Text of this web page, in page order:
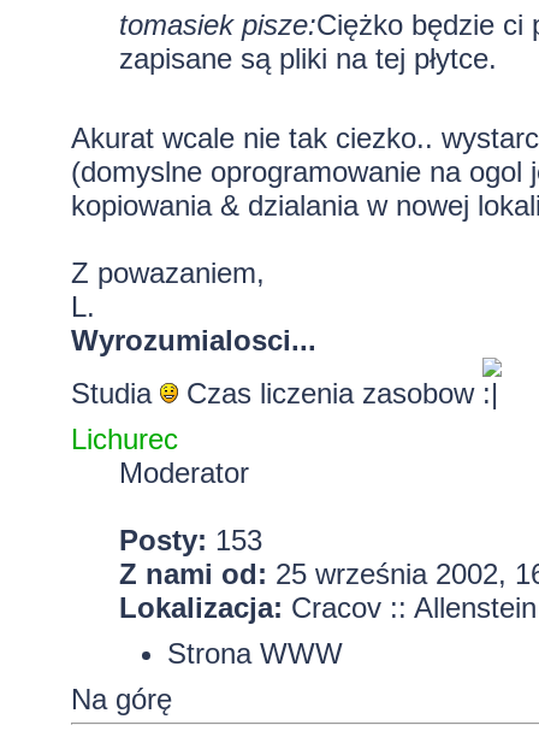
tomasiek pisze:Ciężko będzie ci
zapisane są pliki na tej płytce.
Akurat wcale nie tak ciezko..
(domyslne oprogramowanie na
kopiowania & dzialania w nowej
Z powazaniem,
L.
Wyrozumialosci...
Studia
Czas liczenia zasobow
Lichurec
Moderator
Posty: 153
Z nami od: 25 września 2002,
Lokalizacja: Cracov :: Allenstein
Strona WWW
Na górę